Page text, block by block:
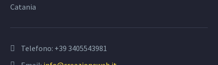
Catania
Telefono: +39 3405543981